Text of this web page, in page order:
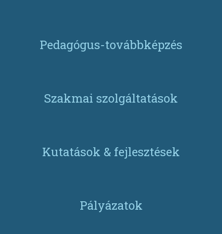
Pedagógus-továbbképzés
Szakmai szolgáltatások
Kutatások & fejlesztések
Pályázatok